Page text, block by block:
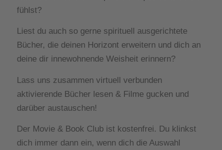
fühlst?
Liest du auch so gerne spirituell ausgerichtete
Bücher, die deinen Horizont erweitern und dich an
deine dir innewohnende Weisheit erinnern?
Lass uns zusammen virtuell verbunden
aktivierende Bücher lesen & Filme gucken und
darüber austauschen!
Der Movie & Book Club ist kostenfrei. Du klinkst
dich immer dann ein, wenn dich die Auswahl